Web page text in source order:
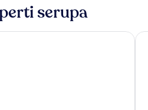
serupa
Hotel Journel Antibes-